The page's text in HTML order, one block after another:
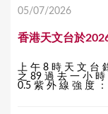
05/07/2026
香港天文台於
上 午 8 時 天 文 台
之 89 過 去 一 小 時
0.5 紫 外 線 強 度 ：